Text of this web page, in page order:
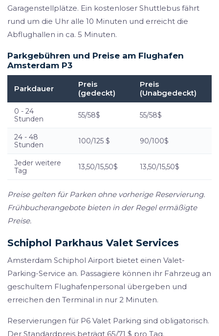
Garagenstellplätze. Ein kostenloser Shuttlebus fährt
rund um die Uhr alle 10 Minuten und erreicht die
Abflughallen in ca. 5 Minuten.
Parkgebühren und Preise am Flughafen
Amsterdam P3
Parkdauer
Preis
(gedeckt)
Preis
(Unabgedeckt)
0 - 24
Stunden
55/58$ 55/58$
24 - 48
Stunden
100/125 $ 90/100$
Jeder weitere
Tag
13,50/15,50$ 13,50/15,50$
Preise gelten für Parken ohne vorherige Reservierung.
Frühbucherangebote bieten in der Regel ermäßigte
Preise.
Schiphol Parkhaus Valet Services
Amsterdam Schiphol Airport bietet einen Valet-
Parking-Service an. Passagiere können ihr Fahrzeug an
geschultem Flughafenpersonal übergeben und
erreichen den Terminal in nur 2 Minuten.
Reservierungen für P6 Valet Parking sind obligatorisch.
Der Standardpreis beträgt 65/71 $ pro Tag.